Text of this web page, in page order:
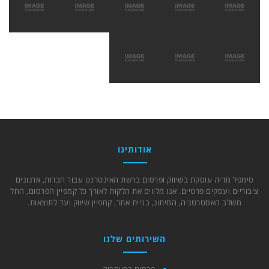
אודותינו
סימפל מדיה עוסקת בשיווק ופרסום ברשת האינטרנט עבור חברות, ארגונים
ציבוריים ועסקים פרטיים. אנו מלווים את הלקוח לאורך כל קמפיין הפרסום, החל
משלב האסטרטגיה, המיתוג, בניית אתר, קמפיין שיווק ועד לתוצאות.
השירותים שלנו